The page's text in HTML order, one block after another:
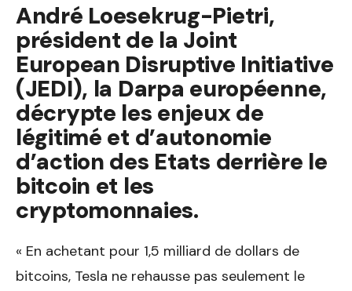
André Loesekrug-Pietri,
président de la Joint
European Disruptive Initiative
(JEDI), la Darpa européenne,
décrypte les enjeux de
légitimé et d’autonomie
d’action des Etats derrière le
bitcoin et les
cryptomonnaies.
« En achetant pour 1,5 milliard de dollars de
bitcoins, Tesla ne rehausse pas seulement le